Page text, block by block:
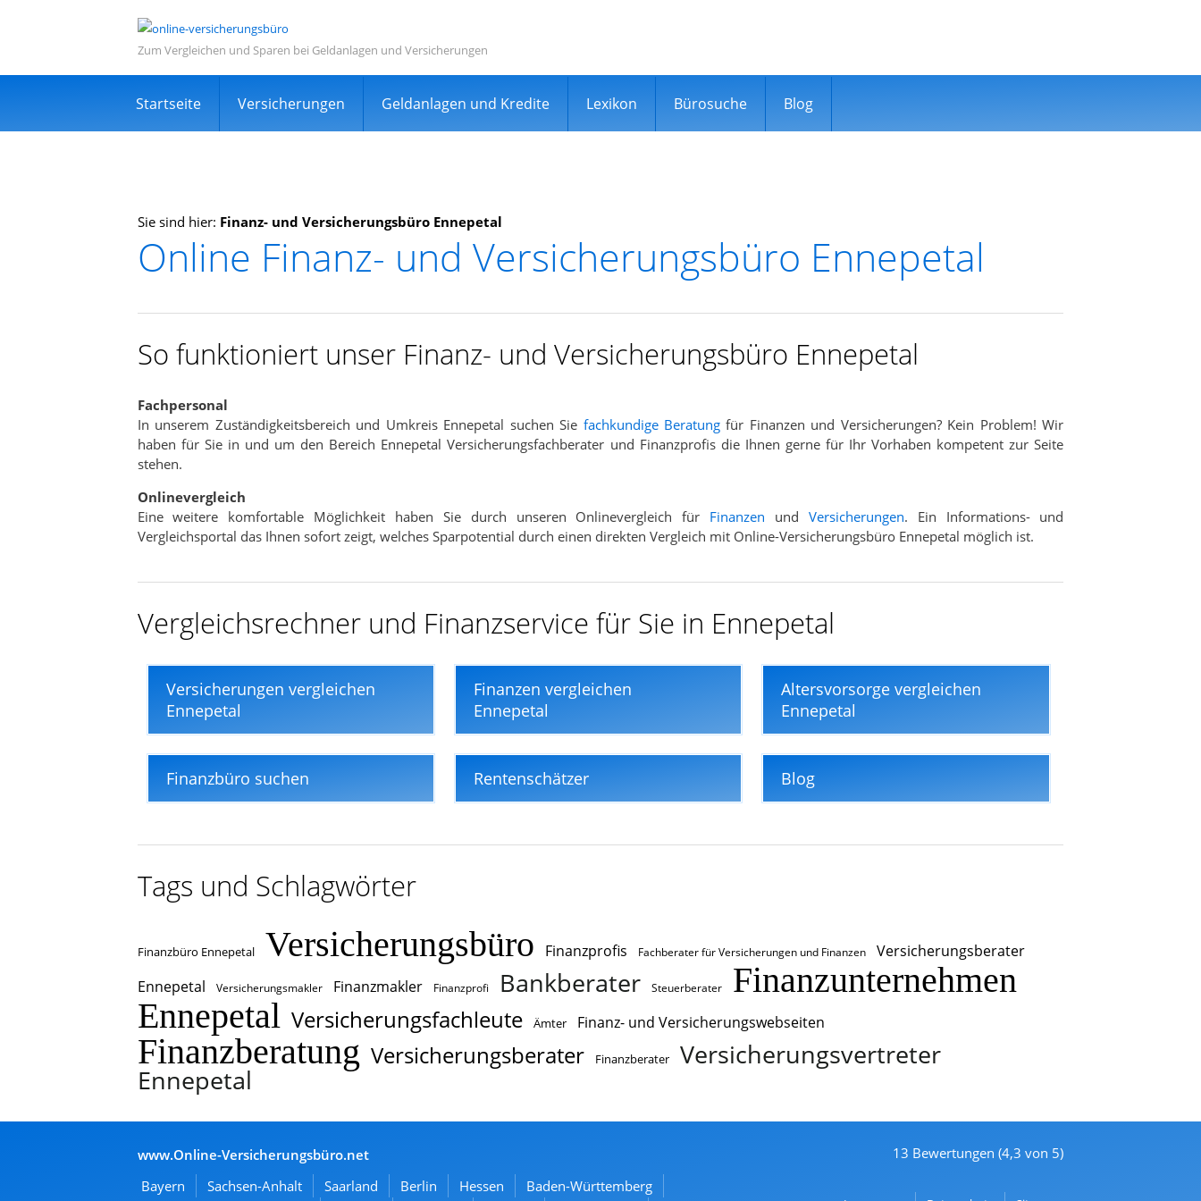
Zum Vergleichen und Sparen bei Geldanlagen und Versicherungen
Startseite Versicherungen Geldanlagen und Kredite Lexikon Bürosuche Blog
Informations- und Vergleichsportal
Sehr viele zufriedene Kunden
Kostenlos
Expertensuche in Ihrer Nähe
In nur wenigen Minuten
Sie sind hier: Finanz- und Versicherungsbüro Ennepetal
Online Finanz- und Versicherungsbüro Ennepetal
So funktioniert unser Finanz- und Versicherungsbüro Ennepetal
Fachpersonal
In unserem Zuständigkeitsbereich und Umkreis Ennepetal suchen Sie fachkundige Beratung für Finanzen und Versicherungen? Kein Problem! Wir
haben für Sie in und um den Bereich Ennepetal Versicherungsfachberater und Finanzprofis die Ihnen gerne für Ihr Vorhaben kompetent zur Seite
stehen.
Onlinevergleich
Eine weitere komfortable Möglichkeit haben Sie durch unseren Onlinevergleich für Finanzen und Versicherungen. Ein Informations- und
Vergleichsportal das Ihnen sofort zeigt, welches Sparpotential durch einen direkten Vergleich mit Online-Versicherungsbüro Ennepetal möglich ist.
Vergleichsrechner und Finanzservice für Sie in Ennepetal
Versicherungen vergleichen
Ennepetal
Finanzen vergleichen
Ennepetal
Altersvorsorge vergleichen
Ennepetal
Finanzbüro suchen Rentenschätzer Blog
Tags und Schlagwörter
Finanzbüro Ennepetal Versicherungsbüro Finanzprofis Fachberater für Versicherungen und Finanzen
Versicherungsberater
Ennepetal
Versicherungsmakler Finanzmakler Finanzprofi Bankberater Steuerberater
Finanzunternehmen
Ennepetal Versicherungsfachleute Ämter Finanz- und Versicherungswebseiten
Finanzberatung Versicherungsberater Finanzberater Versicherungsvertreter
Ennepetal
www.Online-Versicherungsbüro.net
Bayern
Sachsen-Anhalt Saarland Berlin Hessen
Baden-Württemberg
13 Bewertungen (4,3 von 5)